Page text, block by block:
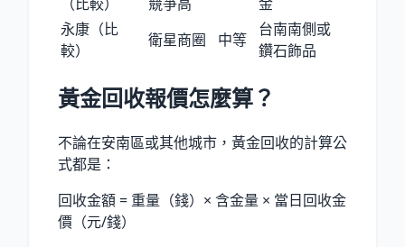
（比較）
競爭高
金
永康（比
較）
衛星商圈 中等
台南南側或
鑽石飾品
黃金回收報價怎麼算？
不論在安南區或其他城市，黃金回收的計算公
式都是：
回收金額 = 重量（錢）× 含金量 × 當日回收金
價（元/錢）